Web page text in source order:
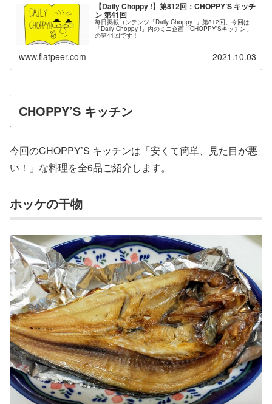
【Daily Choppy !】第812回：CHOPPY’S キッチ
ン 第41回
毎日掲載コンテンツ「Daily Choppy !」第812回。今回は
「Daily Choppy !」内のミニ企画「CHOPPY’Sキッチン」
の第41回です！
www.flatpeer.com 2021.10.03
CHOPPY’S キッチン
今回のCHOPPY’S キッチンは「安くて簡単、見た目が悪
い！」な料理を全6品ご紹介します。
ホッケの干物